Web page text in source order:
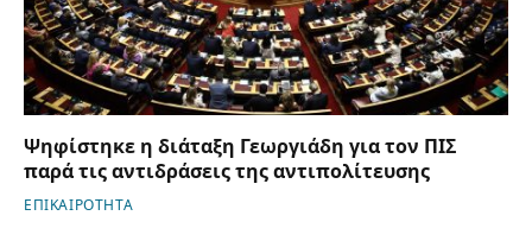
Ψηφίστηκε η διάταξη Γεωργιάδη για τον ΠΙΣ
παρά τις αντιδράσεις της αντιπολίτευσης
ΕΠΙΚΑΙΡΟΤΗΤΑ